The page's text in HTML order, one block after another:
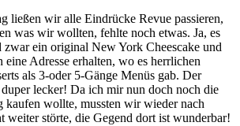
ließen wir alle Eindrücke Revue passieren,
was wir wollten, fehlte noch etwas. Ja, es
zwar ein original New York Cheescake und
Adresse erhalten, wo es herrlichen
als 3-oder 5-Gänge Menüs gab. Der
lecker! Da ich mir nun doch noch die
wollte, mussten wir wieder nach
weiter störte, die Gegend dort ist wunderbar!